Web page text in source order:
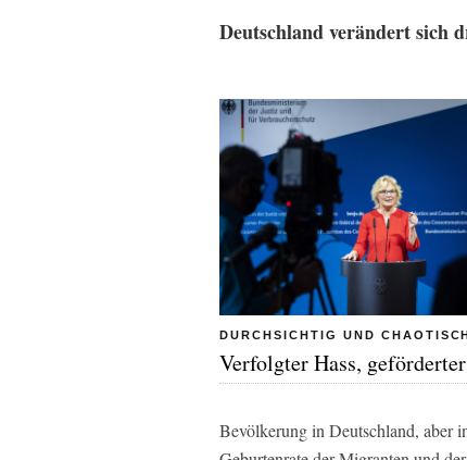
Deutschland verändert sich
DURCHSICHTIG UND CHAOTISCH
Verfolgter Hass,
Bevölkerung in Deutschland, aber